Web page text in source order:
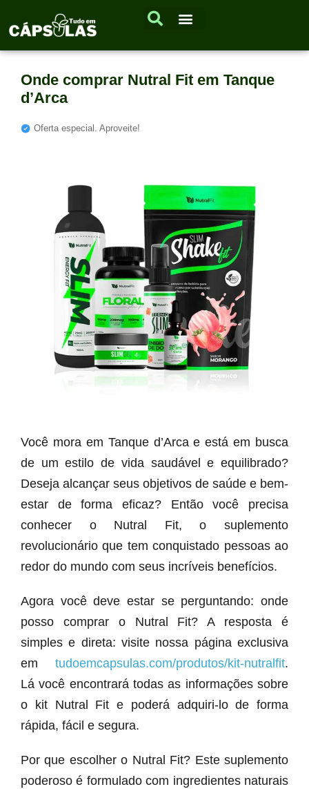
Onde comprar Nutral Fit em Tanque
d’Arca
Oferta especial. Aproveite!
Você mora em Tanque d’Arca e está em busca
de um estilo de vida saudável e equilibrado?
Deseja alcançar seus objetivos de saúde e bem-
estar de forma eficaz? Então você precisa
conhecer o Nutral Fit, o suplemento
revolucionário que tem conquistado pessoas ao
redor do mundo com seus incríveis benefícios.
Agora você deve estar se perguntando: onde
posso comprar o Nutral Fit? A resposta é
simples e direta: visite nossa página exclusiva
em tudoemcapsulas.com/produtos/kit-nutralfit.
Lá você encontrará todas as informações sobre
o kit Nutral Fit e poderá adquiri-lo de forma
rápida, fácil e segura.
Por que escolher o Nutral Fit? Este suplemento
poderoso é formulado com ingredientes naturais